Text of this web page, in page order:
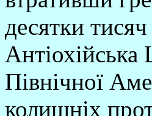
десятки
Антіохійська
Північної
колишніх